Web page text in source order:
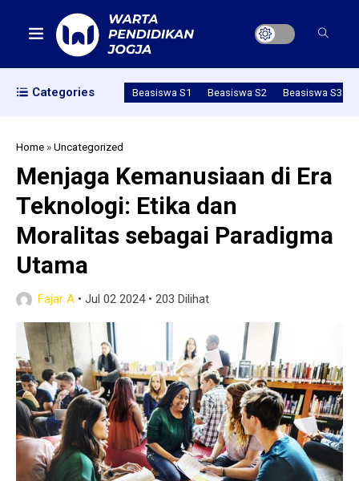
Categories Beasiswa S1 Beasiswa S2 Beasiswa S3
Home »Uncategorized
Menjaga Kemanusiaan di Era
Teknologi: Etika dan
Moralitas sebagai Paradigma
Utama
Fajar A • Jul 02 2024• 203 Dilihat